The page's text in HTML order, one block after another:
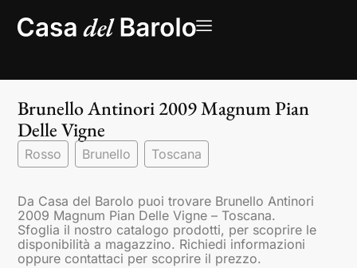
Brunello Antinori 2009 Magnum Pian
Delle Vigne
Rosso Brunello Toscana
Da Casa del Barolo puoi trovare Brunello Antinori
2009 Magnum Pian Delle Vigne – Toscana.
Sfoglia il nostro catalogo prodotti, per scoprire le
disponibilità a magazzino. Richiedi informazioni
oppure contattaci per scoprire il prezzo.